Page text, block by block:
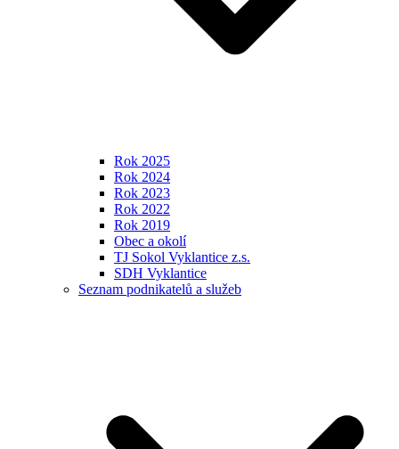
Rok 2025
Rok 2024
Rok 2023
Rok 2022
Rok 2019
Obec a okolí
TJ Sokol Vyklantice z.s.
SDH Vyklantice
Seznam podnikatelů a služeb